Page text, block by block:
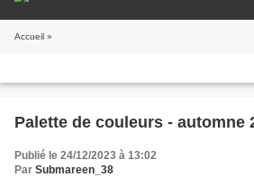
Accueil »
Palette de couleurs - automne
Publié le 24/12/2023 à 13:02
Par Submareen_38